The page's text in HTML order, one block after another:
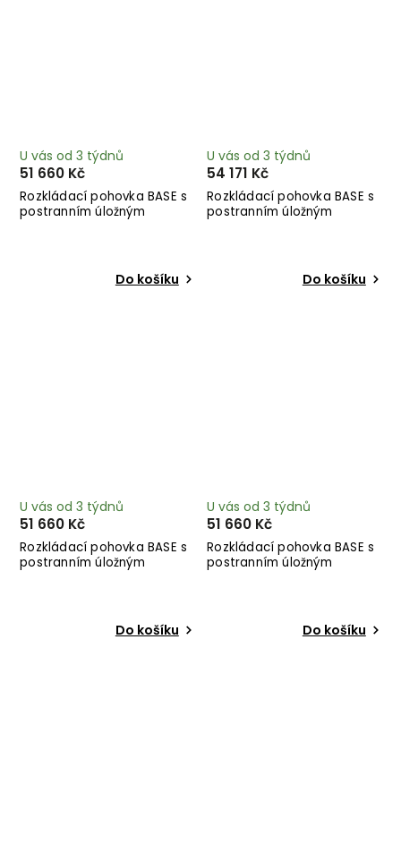
Rozkládací pohovka BASE s
postranním úložným
U vás od 3 týdnů
51 660 Kč
Do košíku
Rozkládací pohovka BASE s
postranním úložným
U vás od 3 týdnů
54 171 Kč
Do košíku
Rozkládací pohovka BASE s
postranním úložným
U vás od 3 týdnů
51 660 Kč
Do košíku
Rozkládací pohovka BASE s
postranním úložným
U vás od 3 týdnů
51 660 Kč
Do košíku